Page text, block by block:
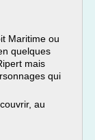
Maritime ou
quelques
mais
qui
au